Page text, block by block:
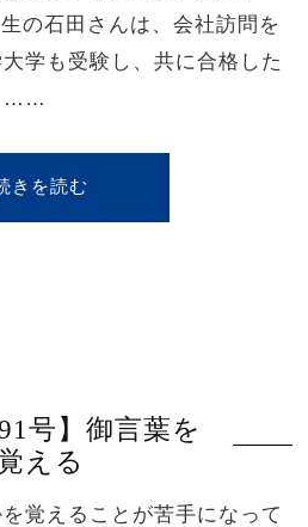
の石田さんは、会社訪問を
学も受験し、共に合格した
……
きを読む
号】御言葉を
える
覚えることが苦手になって